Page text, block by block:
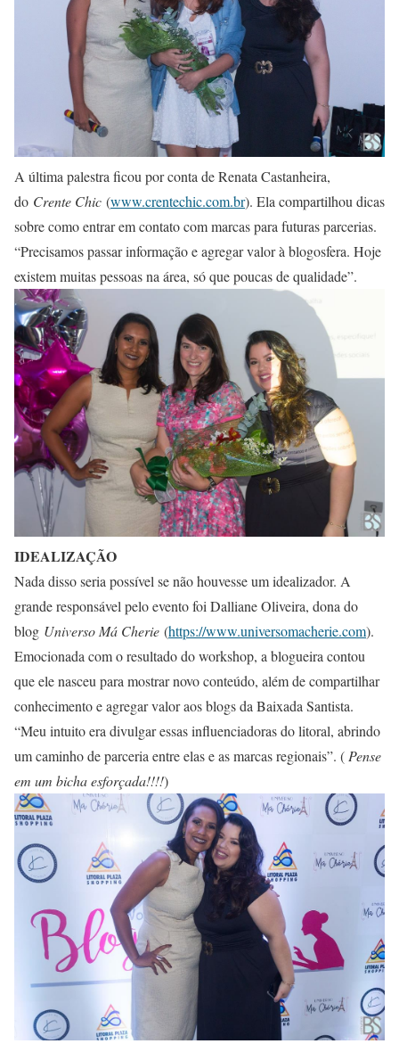
A última palestra ficou por conta de Renata Castanheira,
do Crente Chic (www.crentechic.com.br). Ela compartilhou dicas
sobre como entrar em contato com marcas para futuras parcerias.
“Precisamos passar informação e agregar valor à blogosfera. Hoje
existem muitas pessoas na área, só que poucas de qualidade”.
IDEALIZAÇÃO
Nada disso seria possível se não houvesse um idealizador. A
grande responsável pelo evento foi Dalliane Oliveira, dona do
blog Universo Má Cherie (https://www.universomacherie.com).
Emocionada com o resultado do workshop, a blogueira contou
que ele nasceu para mostrar novo conteúdo, além de compartilhar
conhecimento e agregar valor aos blogs da Baixada Santista.
“Meu intuito era divulgar essas influenciadoras do litoral, abrindo
um caminho de parceria entre elas e as marcas regionais”. ( Pense
em um bicha esforçada!!!!)